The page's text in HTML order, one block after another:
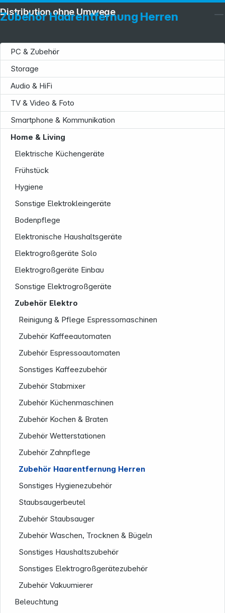
Zubehör Haarentfernung Herren
PC & Zubehör
Storage
Audio & HiFi
TV & Video & Foto
Smartphone & Kommunikation
Home & Living
Elektrische Küchengeräte
Frühstück
Hygiene
Sonstige Elektrokleingeräte
Bodenpflege
Elektronische Haushaltsgeräte
Elektrogroßgeräte Solo
Elektrogroßgeräte Einbau
Sonstige Elektrogroßgeräte
Zubehör Elektro
Reinigung & Pflege Espressomaschinen
Zubehör Kaffeeautomaten
Zubehör Espressoautomaten
Sonstiges Kaffeezubehör
Zubehör Stabmixer
Zubehör Küchenmaschinen
Zubehör Kochen & Braten
Zubehör Wetterstationen
Zubehör Zahnpflege
Zubehör Haarentfernung Herren
Sonstiges Hygienezubehör
Staubsaugerbeutel
Zubehör Staubsauger
Zubehör Waschen, Trocknen & Bügeln
Sonstiges Haushaltszubehör
Sonstiges Elektrogroßgerätezubehör
Zubehör Vakuumierer
Beleuchtung
Distribution ohne Umwege
Service